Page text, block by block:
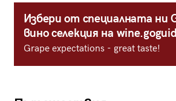
Избери от специалната ни
вино селекция на
Grape expectations - great taste!